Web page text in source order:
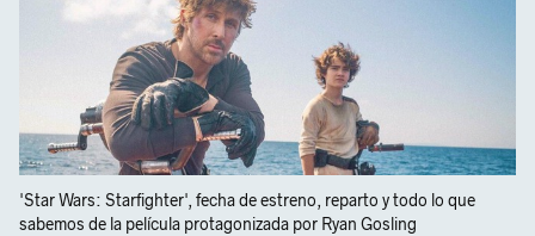
'Star Wars: Starfighter', fecha de estreno, reparto y todo lo que
sabemos de la película protagonizada por Ryan Gosling